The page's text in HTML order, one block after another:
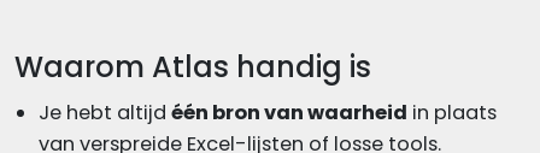
Waarom Atlas handig is
Je hebt altijd één bron van waarheid in plaats
van verspreide Excel-lijsten of losse tools.